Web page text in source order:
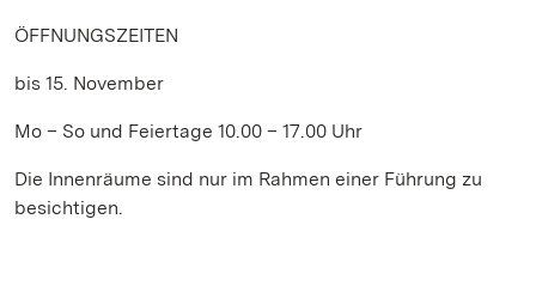
ÖFFNUNGSZEITEN
bis 15. November
Mo – So und Feiertage 10.00 – 17.00 Uhr
Die Innenräume sind nur im Rahmen einer Führung zu
besichtigen.